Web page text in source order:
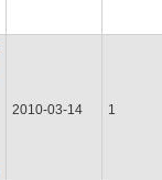
2010-03-14 1